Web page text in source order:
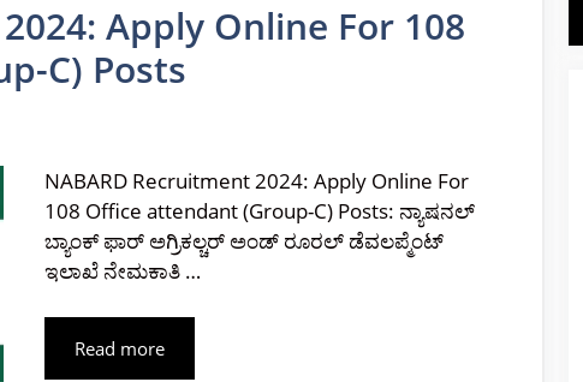
Apply Online For 108
C) Posts
NABARD Recruitment 2024: Apply Online For
108 Office attendant (Group-C) Posts: ನ್ಯಾಷನಲ್
ಬ್ಯಾಂಕ್ ಫಾರ್ ಅಗ್ರಿಕಲ್ಚರ್ ಅಂಡ್ ರೂರಲ್ ಡೆವಲಪ್ಮೆಂಟ್
ಇಲಾಖೆ ನೇಮಕಾತಿ …
Read more